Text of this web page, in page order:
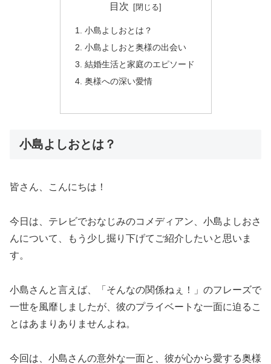
目次
小島よしおとは？
小島よしおと奥様の出会い
結婚生活と家庭のエピソード
奥様への深い愛情
小島よしおとは？
皆さん、こんにちは！
今日は、テレビでおなじみのコメディアン、小島よしおさ
んについて、もう少し掘り下げてご紹介したいと思いま
す。
小島さんと言えば、「そんなの関係ねぇ！」のフレーズで
一世を風靡しましたが、彼のプライベートな一面に迫るこ
とはあまりありませんよね。
今回は、小島さんの意外な一面と、彼が心から愛する奥様